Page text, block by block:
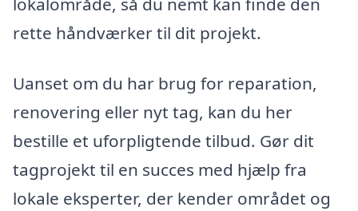
rette håndværker til dit projekt.
Uanset om du har brug for reparation,
renovering eller nyt tag, kan du her
bestille et uforpligtende tilbud. Gør dit
tagprojekt til en succes med hjælp fra
lokale eksperter, der kender området og